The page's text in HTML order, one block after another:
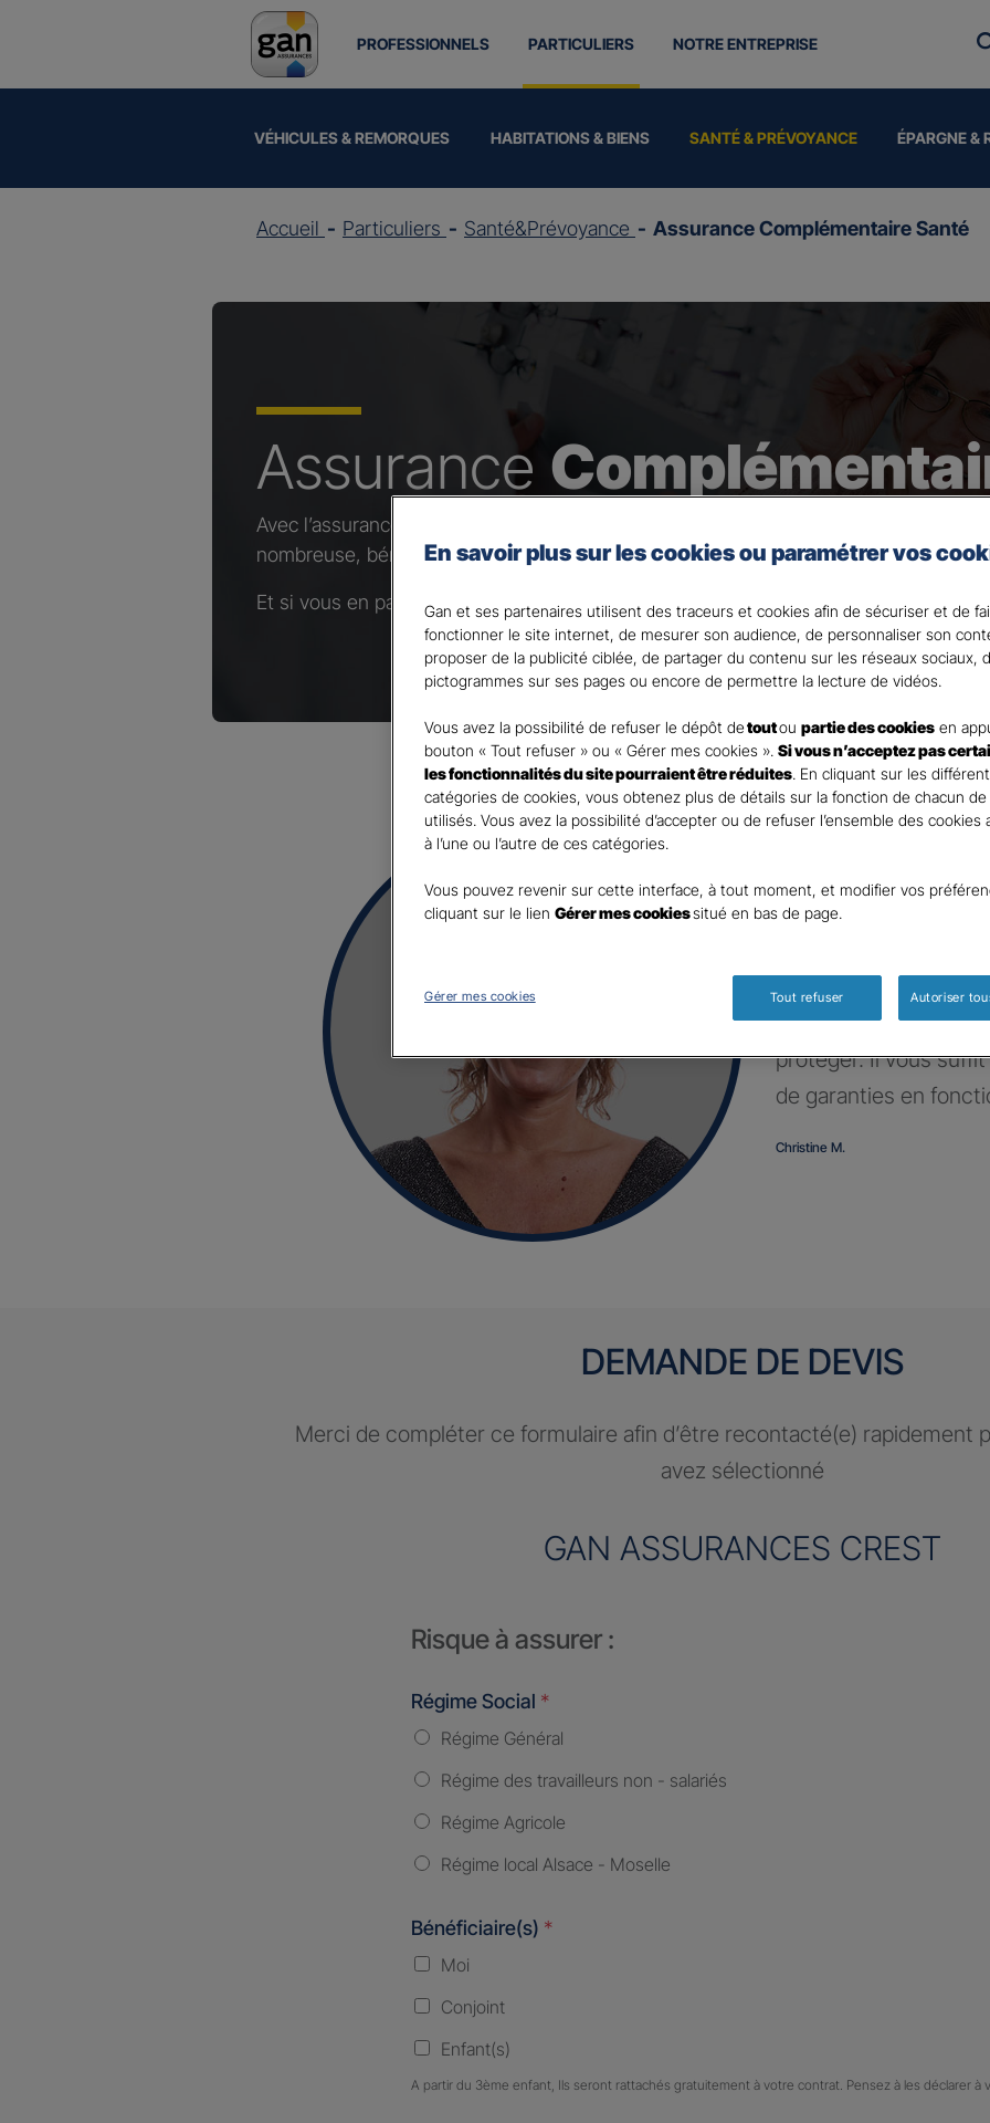
PROFESSIONNELS PARTICULIERS
VÉHICULES & REMORQUES HABITATIONS & BIENS SANTÉ & PRÉVOYANCE ÉPARGNE &
NOTRE ENTREPRISE
Accueil Particuliers Santé&Prévoyance Assurance Complémentaire Santé
Assurance
Avec l’assurance Complémentaire Santé Gan Assurances, que vous soyez
nombreuse, bénéficiez d’une assurance santé adaptée à vos besoins et votre
Et si vous en parliez avec votre Agent général ?
Parole
d’expert !
Profitez d’un contrat
protéger. Il vous
de garanties en
Christine M.
DEMANDE DE DEVIS
Merci de compléter ce formulaire afin d’être recontacté(e) rapidement
avez sélectionné
GAN ASSURANCES CREST
Risque à assurer :
Régime Social *
Régime Général
Régime des travailleurs non - salariés
Régime Agricole
Régime local Alsace - Moselle
Bénéficiaire(s) *
Moi
Conjoint
Enfant(s)
A partir du 3ème enfant, Ils seront rattachés gratuitement à votre contrat. Pensez à les déclarer à
En savoir plus sur les cookies ou paramétrer vos
Gan et ses partenaires utilisent des traceurs et cookies afin de sécuriser et de
fonctionner le site internet, de mesurer son audience, de personnaliser son
proposer de la publicité ciblée, de partager du contenu sur les réseaux sociaux,
pictogrammes sur ses pages ou encore de permettre la lecture de vidéos.
Vous avez la possibilité de refuser le dépôt detoutou partie des cookies en
bouton « Tout refuser » ou « Gérer mes cookies ». Si vous n’acceptez pas
les fonctionnalités du site pourraient être réduites. En cliquant sur les
catégories de cookies, vous obtenez plus de détails sur la fonction de chacun
utilisés. Vous avez la possibilité d’accepter ou de refuser l’ensemble des cookies
à l’une ou l’autre de ces catégories.
Vous pouvez revenir sur cette interface, à tout moment, et modifier vos
cliquant sur le lien Gérer mes cookiessitué en bas de page.
Gérer mes cookies Tout refuser Autoriser